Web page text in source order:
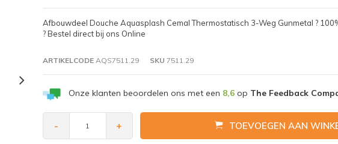
Afbouwdeel Douche Aquasplash Cemal Thermostatisch 3-Weg Gunmetal ?
? Bestel direct bij ons Online
ARTIKELCODEAQS7511.29 SKU 7511.29
Onze klanten beoordelen ons met een 8,6op The Feedback
- + TOEVOEGEN AAN